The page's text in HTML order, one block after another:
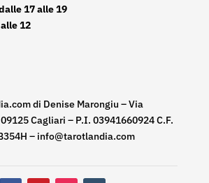
17 alle 19
12
di Denise Marongiu – Via
Cagliari – P.I. 03941660924 C.F.
– info@tarotlandia.com